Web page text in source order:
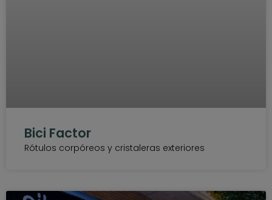
Bici Factor
Rótulos corpóreos y cristaleras exteriores